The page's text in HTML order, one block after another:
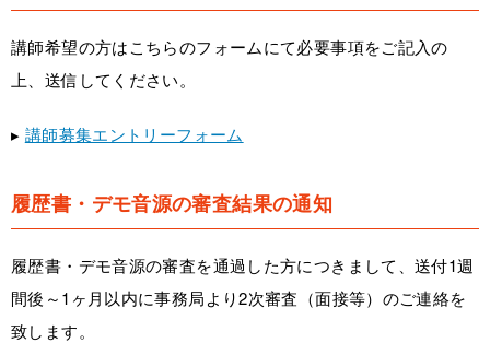
講師希望の方はこちらのフォームにて必要事項をご記入の
上、送信してください。
▸ 講師募集エントリーフォーム
履歴書・デモ音源の審査結果の通知
履歴書・デモ音源の審査を通過した方につきまして、送付1週
間後～1ヶ月以内に事務局より2次審査（面接等）のご連絡を
致します。